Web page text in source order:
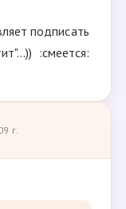
подписать
:смеется:
г.